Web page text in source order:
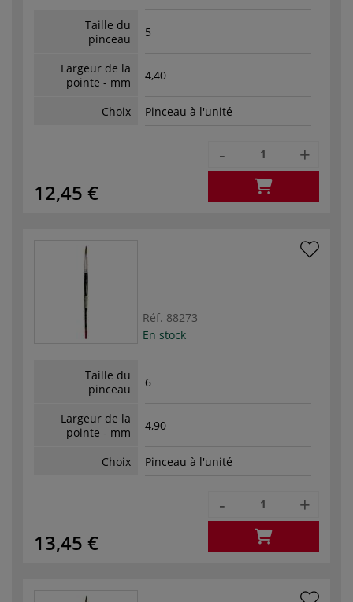
Taille du
pinceau
5
Largeur de la
pointe - mm
4,40
Choix Pinceau à l'unité
12,45 €
- +
Réf. 88273
En stock
Taille du
pinceau
6
Largeur de la
pointe - mm
4,90
Choix Pinceau à l'unité
13,45 €
- +